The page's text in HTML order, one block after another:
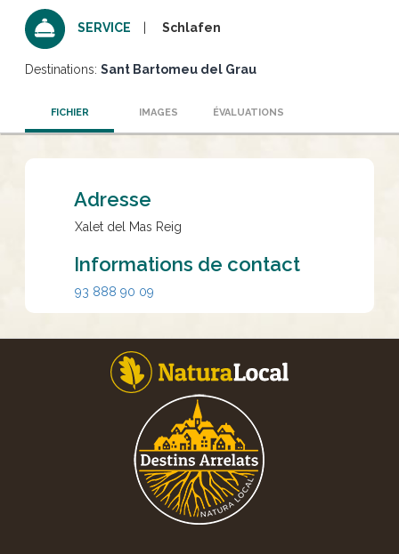
SERVICE Schlafen
Destinations: Sant Bartomeu del Grau
FICHIER IMAGES ÉVALUATIONS
Adresse
Xalet del Mas Reig
Informations de contact
93 888 90 09